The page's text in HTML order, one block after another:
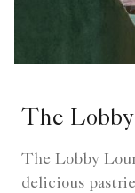
The
The Lobby
delicious